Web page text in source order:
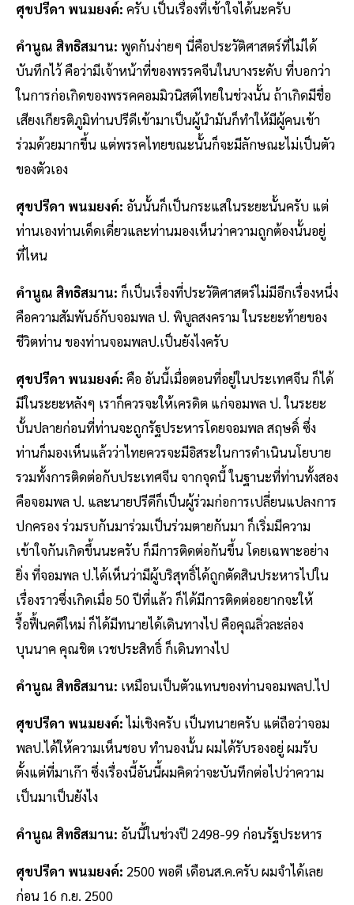
ศุขปรีดา พนมยงค์: ครับ เป็นเรื่องที่เข้าใจได้นะครับ
คำนูณ สิทธิสมาน: พูดกันง่ายๆ นี่คือประวัติศาสตร์ที่ไม่ได้
บันทึกไว้ คือว่ามีเจ้าหน้าที่ของพรรคจีนในบางระดับ ที่บอกว่า
ในการก่อเกิดของพรรคคอมมิวนิสต์ไทยในช่วงนั้น ถ้าเกิดมีชื่อ
เสียงเกียรติภูมิท่านปรีดีเข้ามาเป็นผู้นำมันก็ทำให้มีผู้คนเข้า
ร่วมด้วยมากขึ้น แต่พรรคไทยขณะนั้นก็จะมีลักษณะไม่เป็นตัว
ของตัวเอง
ศุขปรีดา พนมยงค์: อันนั้นก็เป็นกระแสในระยะนั้นครับ แต่
ท่านเองท่านเด็ดเดี่ยวและท่านมองเห็นว่าความถูกต้องนั้นอยู่
ที่ไหน
คำนูณ สิทธิสมาน: ก็เป็นเรื่องที่ประวัติศาสตร์ไม่มีอีกเรื่องหนึ่ง
คือความสัมพันธ์กับจอมพล ป. พิบูลสงคราม ในระยะท้ายของ
ชีวิตท่าน ของท่านจอมพลป.เป็นยังไงครับ
ศุขปรีดา พนมยงค์: คือ อันนี้เมื่อตอนที่อยู่ในประเทศจีน ก็ได้
มีในระยะหลังๆ เราก็ควรจะให้เครดิต แก่จอมพล ป. ในระยะ
บั้นปลายก่อนที่ท่านจะถูกรัฐประหารโดยจอมพล สฤษดิ์ ซึ่ง
ท่านก็มองเห็นแล้วว่าไทยควรจะมีอิสระในการดำเนินนโยบาย
รวมทั้งการติดต่อกับประเทศจีน จากจุดนี้ ในฐานะที่ท่านทั้งสอง
คือจอมพล ป. และนายปรีดีก็เป็นผู้ร่วมก่อการเปลี่ยนแปลงการ
ปกครอง ร่วมรบกันมาร่วมเป็นร่วมตายกันมา ก็เริ่มมีความ
เข้าใจกันเกิดขึ้นนะครับ ก็มีการติดต่อกันขึ้น โดยเฉพาะอย่าง
ยิ่ง ที่จอมพล ป.ได้เห็นว่ามีผู้บริสุทธิ์ได้ถูกตัดสินประหารไปใน
เรื่องราวซึ่งเกิดเมื่อ 50 ปีที่แล้ว ก็ได้มีการติดต่ออยากจะให้
รื้อฟื้นคดีใหม่ ก็ได้มีทนายได้เดินทางไป คือคุณลิ่วละล่อง
บุนนาค คุณชิต เวชประสิทธิ์ ก็เดินทางไป
คำนูณ สิทธิสมาน: เหมือนเป็นตัวแทนของท่านจอมพลป.ไป
ศุขปรีดา พนมยงค์:ไม่เชิงครับ เป็นทนายครับ แต่ถือว่าจอม
พลป.ได้ให้ความเห็นชอบ ทำนองนั้น ผมได้รับรองอยู่ ผมรับ
ตั้งแต่ที่มาเก๊า ซึ่งเรื่องนี้อันนี้ผมคิดว่าจะบันทึกต่อไปว่าความ
เป็นมาเป็นยังไง
คำนูณ สิทธิสมาน: อันนี้ในช่วงปี 2498-99 ก่อนรัฐประหาร
ศุขปรีดา พนมยงค์: 2500 พอดี เดือนส.ค.ครับ ผมจำได้เลย
ก่อน 16 ก.ย. 2500